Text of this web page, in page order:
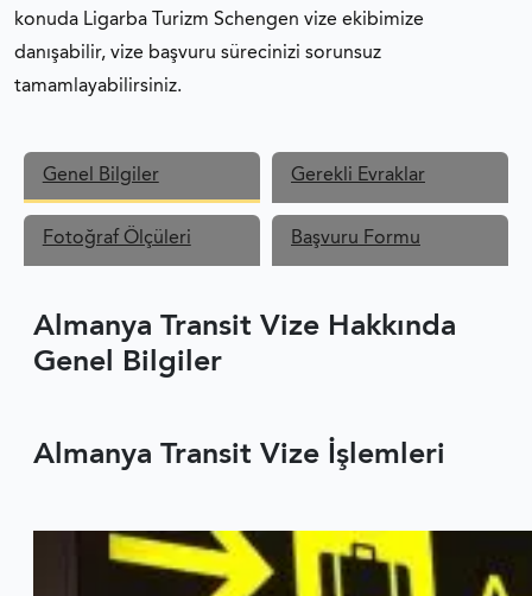
ALMANYA VIZE REDDI
SCHENGEN VIZESI FOTOĞRAF ÖZELLIKLERI
ALMANYA ULUSAL VIZE BAŞVURU FORMU
konuda Ligarba Turizm Schengen vize ekibimize
danışabilir, vize başvuru sürecinizi sorunsuz
tamamlayabilirsiniz.
Genel Bilgiler Gerekli Evraklar
Fotoğraf Ölçüleri Başvuru Formu
Almanya Transit Vize Hakkında
Genel Bilgiler
Almanya Transit Vize İşlemleri